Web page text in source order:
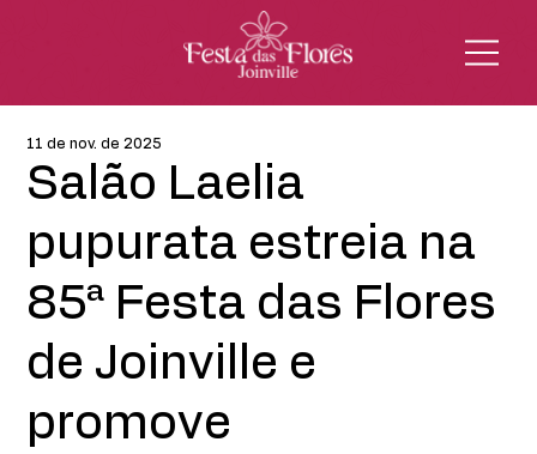
Salão Laelia
pupurata estreia na
85ª Festa das Flores
de Joinville e
promove
11 de nov. de 2025